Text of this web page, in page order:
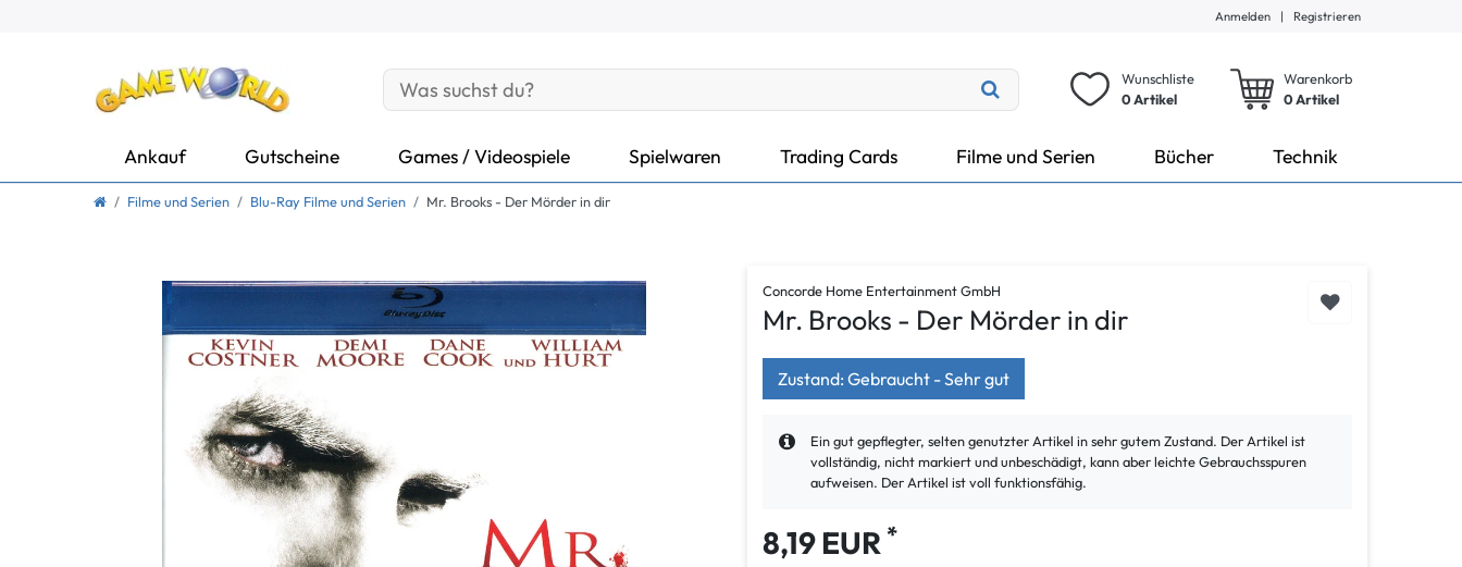
Anmelden | Registrieren
Wunschliste
0 Artikel
Warenkorb
0Artikel
Ankauf Gutscheine Games / Videospiele Spielwaren Trading Cards Filme und Serien Bücher Technik
Filme und Serien Blu-Ray Filme und Serien Mr. Brooks - Der Mörder in dir
Concorde Home Entertainment GmbH
Mr. Brooks - Der Mörder in dir
Zustand: Gebraucht - Sehr gut
Ein gut gepflegter, selten genutzter Artikel in sehr gutem Zustand. Der Artikel ist
vollständig, nicht markiert und unbeschädigt, kann aber leichte Gebrauchsspuren
aufweisen. Der Artikel ist voll funktionsfähig.
8,19 EUR *